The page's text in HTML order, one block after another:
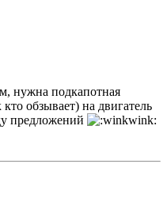
нужна подкапотная
обзывает) на двигатель
предложений